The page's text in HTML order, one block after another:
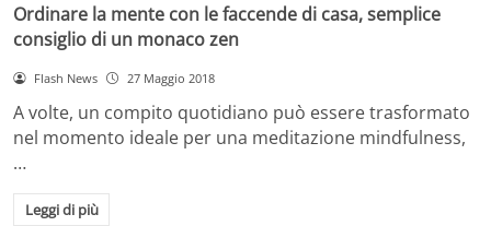
Ordinare la mente con le faccende di casa, semplice
consiglio di un monaco zen
Flash News 27 Maggio 2018
A volte, un compito quotidiano può essere trasformato
nel momento ideale per una meditazione mindfulness,
…
Leggi di più